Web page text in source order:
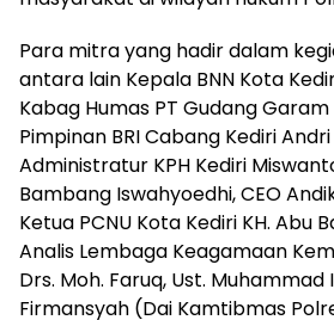
Para mitra yang hadir dalam
antara lain Kepala BNN Kota
Kabag Humas PT Gudang
Pimpinan BRI Cabang Kediri
Administratur KPH Kediri
Bambang Iswahyoedhi, CEO
Ketua PCNU Kota Kediri KH. Abu
Analis Lembaga Keagamaan
Drs. Moh. Faruq, Ust. Muhammad
Firmansyah (Dai Kamtibmas